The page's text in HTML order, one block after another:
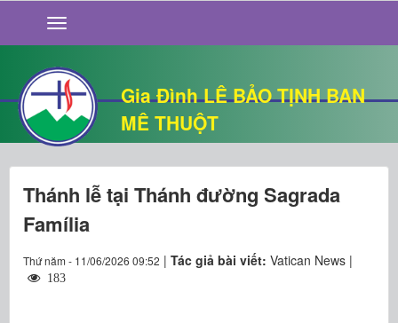
Gia Đình LÊ BẢO TỊNH BAN
MÊ THUỘT
GIỚI THIỆU
TIN TỨC
SỐNG ĐẠO
CHUYỆN NHÀ
QUÁN VĂN
THƯ GIÃN
Thánh lễ tại Thánh đường Sagrada
Família
Thứ năm - 11/06/2026 09:52 | Tác giả bài viết: Vatican News |
183